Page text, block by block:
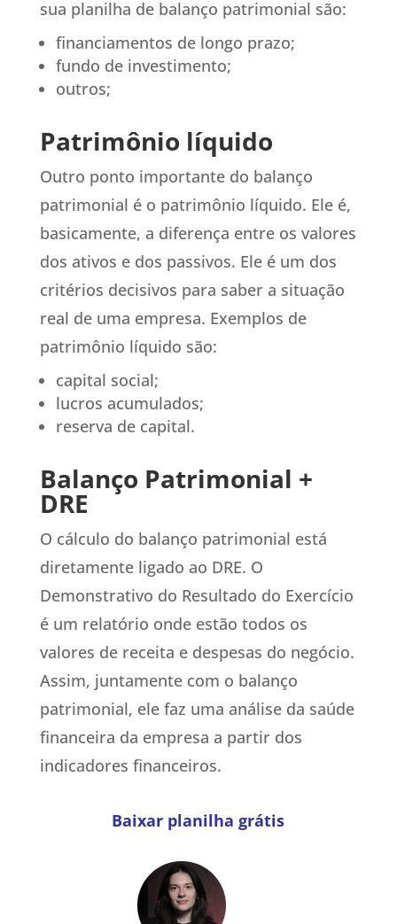
sua planilha de balanço patrimonial são:
financiamentos de longo prazo;
fundo de investimento;
outros;
Patrimônio líquido
Outro ponto importante do balanço
patrimonial é o patrimônio líquido. Ele é,
basicamente, a diferença entre os valores
dos ativos e dos passivos. Ele é um dos
critérios decisivos para saber a situação
real de uma empresa. Exemplos de
patrimônio líquido são:
capital social;
lucros acumulados;
reserva de capital.
Balanço Patrimonial +
DRE
O cálculo do balanço patrimonial está
diretamente ligado ao DRE. O
Demonstrativo do Resultado do Exercício
é um relatório onde estão todos os
valores de receita e despesas do negócio.
Assim, juntamente com o balanço
patrimonial, ele faz uma análise da saúde
financeira da empresa a partir dos
indicadores financeiros.
Baixar planilha grátis